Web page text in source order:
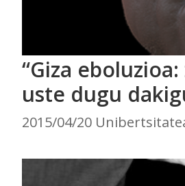
“Giza
uste dugu
2015/04/20